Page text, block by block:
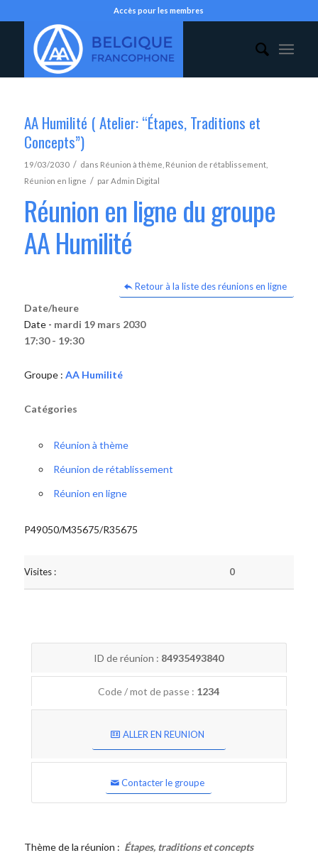
Accès pour les membres
AA Humilité ( Atelier: “Étapes, Traditions et
Concepts”)
19/03/2030 / dans Réunion à thème Réunion de rétablissement,
Réunion en ligne / parAdmin Digital
Réunion en ligne du groupe
AA Humilité
Retour à la liste des réunions en ligne
Date/heure
Date - mardi 19 mars 2030
17:30 - 19:30
Groupe : AA Humilité
Catégories
Réunion à thème
Réunion de rétablissement
Réunion en ligne
P49050/M35675/R35675
Visites : 0
ID de réunion : 84935493840
Code / mot de passe : 1234
ALLER EN REUNION
Contacter le groupe
Thème de la réunion : Étapes, traditions et concepts